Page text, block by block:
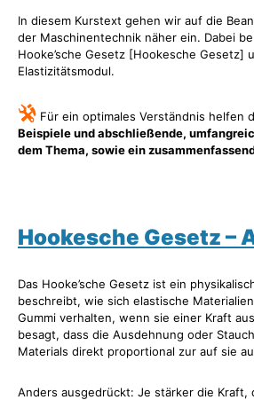
In diesem Kurstext gehen wir auf die
der Maschinentechnik näher ein. Dabei
Hooke’sche Gesetz [Hookesche Gesetz]
Elastizitätsmodul.
Für ein optimales Verständnis helfen
Beispiele und abschließende,
dem Thema, sowie ein
Hookesche Gesetz –
Das Hooke’sche Gesetz ist ein
beschreibt, wie sich elastische
Gummi verhalten, wenn sie einer Kraft
besagt, dass die Ausdehnung oder
Materials direkt proportional zur auf sie
Anders ausgedrückt: Je stärker die Kraft,